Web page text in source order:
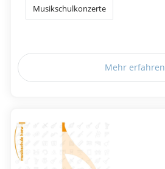
Musikschulkonzerte
Mehr erfahren